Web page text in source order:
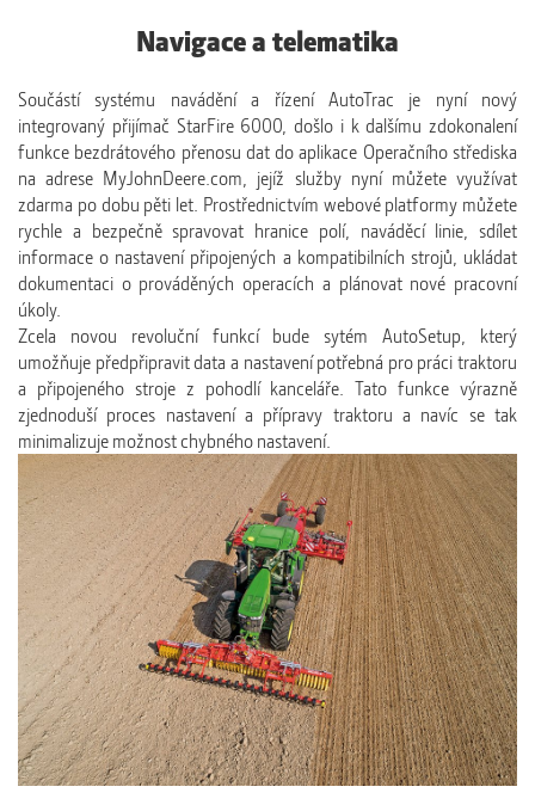
Navigace a telematika
Součástí systému navádění a řízení AutoTrac je nyní nový
integrovaný přijímač StarFire 6000, došlo i k dalšímu zdokonalení
funkce bezdrátového přenosu dat do aplikace Operačního střediska
na adrese MyJohnDeere.com, jejíž služby nyní můžete využívat
zdarma po dobu pěti let. Prostřednictvím webové platformy můžete
rychle a bezpečně spravovat hranice polí, naváděcí linie, sdílet
informace o nastavení připojených a kompatibilních strojů, ukládat
dokumentaci o prováděných operacích a plánovat nové pracovní
úkoly.
Zcela novou revoluční funkcí bude sytém AutoSetup, který
umožňuje předpřipravit data a nastavení potřebná pro práci traktoru
a připojeného stroje z pohodlí kanceláře. Tato funkce výrazně
zjednoduší proces nastavení a přípravy traktoru a navíc se tak
minimalizuje možnost chybného nastavení.